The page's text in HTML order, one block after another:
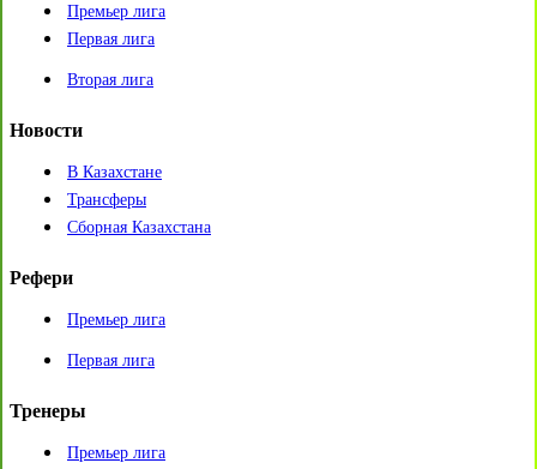
Премьер лига
Первая лига
Вторая лига
Новости
В Казахстане
Трансферы
Сборная Казахстана
Рефери
Премьер лига
Первая лига
Тренеры
Премьер лига